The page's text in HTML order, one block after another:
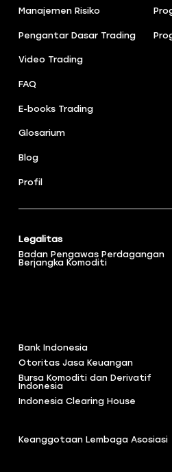
Manajemen Risiko
Pengantar Dasar Trading
Video Trading
FAQ
E-books Trading
Glosarium
Blog
Profil
Legalitas
Badan Pengawas Perdagangan
Berjangka Komoditi
Bank Indonesia
Otoritas Jasa Keuangan
Bursa Komoditi dan Derivatif
Indonesia
Indonesia Clearing House
Keanggotaan Lembaga Asosiasi